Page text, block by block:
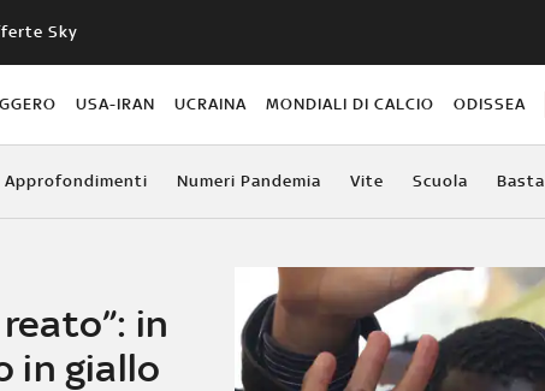
Sky
USA-IRAN UCRAINA MONDIALI DI CALCIO ODISSEA
Approfondimenti Numeri Pandemia Vite Scuola Basta
in
in giallo